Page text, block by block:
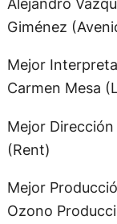
Giménez
Mejor
Carmen Mesa
Mejor Dirección
(Rent)
Mejor
Ozono